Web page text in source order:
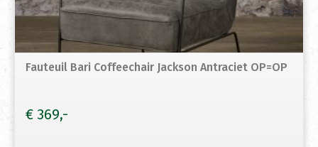
Fauteuil Bari Coffeechair Jackson Antraciet OP=OP
€ 369